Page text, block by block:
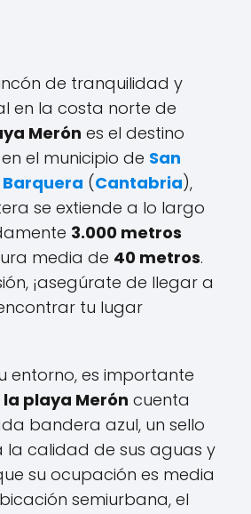
de tranquilidad y
en la costa norte de
Merón es el destino
el municipio de San
(Cantabria),
se extiende a lo largo
3.000 metros
media de 40 metros.
¡asegúrate de llegar a
tu lugar
entorno, es importante
la playa Merón cuenta
bandera azul, un sello
la calidad de sus aguas y
su ocupación es media
semiurbana, el